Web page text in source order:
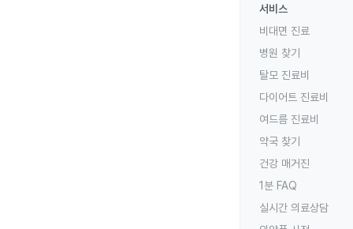
서비스
비대면 진료
병원 찾기
탈모 진료비
다이어트 진료비
여드름 진료비
약국 찾기
건강 매거진
1분 FAQ
실시간 의료상담